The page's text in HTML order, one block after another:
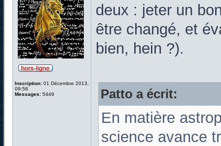
Inscription: 01 Décembre 2013,
09:58
Messages: 5449
deux : jeter un
être changé, et
bien, hein ?).
Patto a écrit:
En matière
science avance